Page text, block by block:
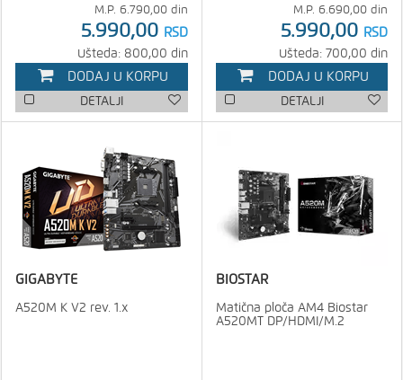
M.P. 6.790,00 din
5.990,00 RSD
Ušteda: 800,00 din
DODAJ U KORPU
DETALJI
M.P. 6.690,00 din
5.990,00 RSD
Ušteda: 700,00 din
DODAJ U KORPU
DETALJI
GIGABYTE
A520M K V2 rev. 1.x
BIOSTAR
Matična ploča AM4 Biostar
A520MT DP/HDMI/M.2